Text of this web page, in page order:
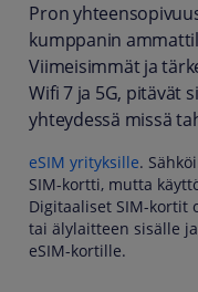
Pron
kumppanin
Viimeisimmät ja
Wifi 7 ja 5G, pitävät
yhteydessä missä
eSIM yrityksille.
SIM-kortti, mutta
Digitaaliset SIM-kortit
tai älylaitteen sisälle
eSIM-kortille.